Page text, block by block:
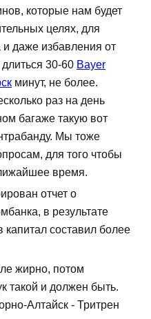
которые нам будет
целях, для
даже избавления от
30-60 Bayer
минут, не более.
раз на день
багаже такую вот
Мы тоже
для того чтобы
время.
отчет о
в результате
составил более
жирно, потом
такой и должен быть.
Алтайск - Тритрен